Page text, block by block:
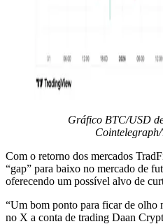
Gráfico BTC/USD
Com o retorno dos mercados
“gap” para baixo no mercado de
oferecendo um possível alvo de
“Um bom ponto para ficar de olho
no X a conta de trading Daan